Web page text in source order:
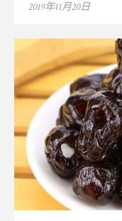
Posted
2019年11月20日